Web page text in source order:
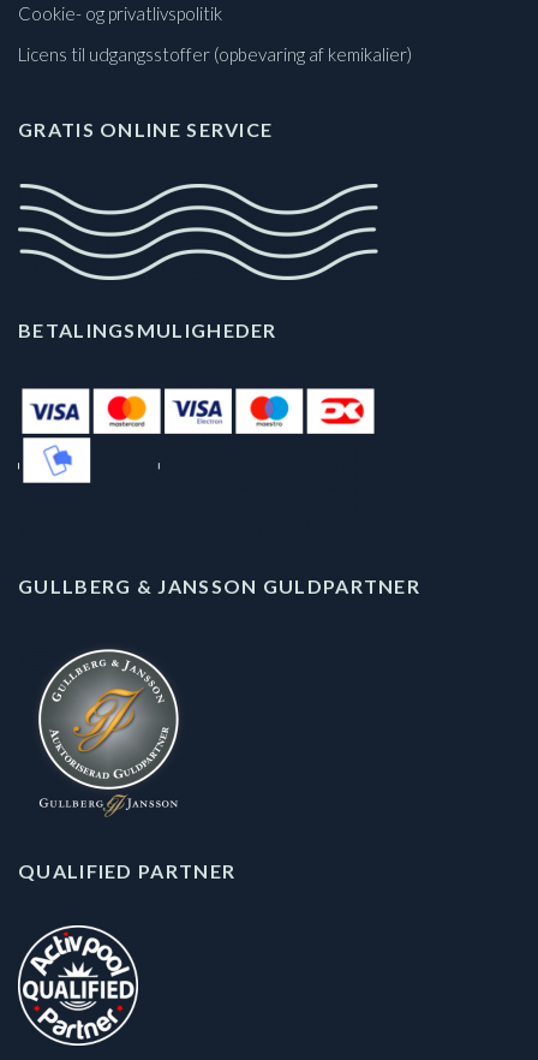
Cookie- og privatlivspolitik
Licens til udgangsstoffer (opbevaring af kemikalier)
GRATIS ONLINE SERVICE
BETALINGSMULIGHEDER
GULLBERG & JANSSON GULDPARTNER
QUALIFIED PARTNER